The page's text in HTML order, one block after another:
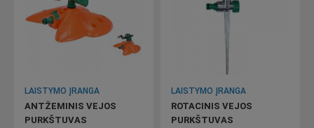
LAISTYMO ĮRANGA
ANTŽEMINIS VEJOS
PURKŠTUVAS
LAISTYMO ĮRANGA
ROTACINIS VEJOS
PURKŠTUVAS